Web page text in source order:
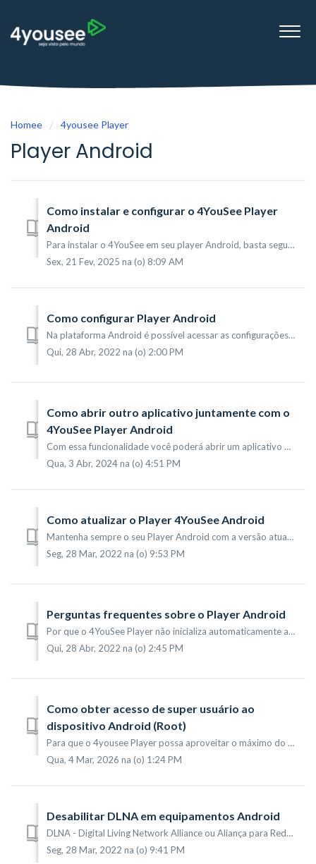
Homee 4yousee Player
Player Android
Como instalar e configurar o 4YouSee Player
Android
Para instalar o 4YouSee em seu player Android, basta seguir as orientações abaixo: 1 - Acesse o aplicativo "Play Store" do seu player. 2 - ...
Sex, 21 Fev, 2025 na (o) 8:09 AM
Como configurar Player Android
Na plataforma Android é possível acessar as configurações dos players por meio de sua conta 4YouSee. Efetuar as configurações do player por meio de sua con...
Qui, 28 Abr, 2022 na (o) 2:00 PM
Como abrir outro aplicativo juntamente com o
4YouSee Player Android
Com essa funcionalidade você poderá abrir um aplicativo pressionando qualquer local tela. Caso o dispositivo fique ocioso, antes da tela ser desligada, o ap...
Qua, 3 Abr, 2024 na (o) 4:51 PM
Como atualizar o Player 4YouSee Android
Mantenha sempre o seu Player Android com a versão atualizada para receber novas funcionalidades e correções de problemas. Você poderá utilizar os seguintes ...
Seg, 28 Mar, 2022 na (o) 9:53 PM
Perguntas frequentes sobre o Player Android
Por que o 4YouSee Player não inicializa automaticamente ao ligar o dispositivo? A opção de inicializar automaticamente o 4YouSee Player pode estar desabi...
Qui, 28 Abr, 2022 na (o) 2:45 PM
Como obter acesso de super usuário ao
dispositivo Android (Root)
Para que o 4yousee Player possa aproveitar o máximo do equipamento Android, é necessário obter acesso de super usuário (root). Este tutorial descreve o proc...
Qua, 4 Mar, 2026 na (o) 1:24 PM
Desabilitar DLNA em equipamentos Android
DLNA - Digital Living Network Alliance ou Aliança para Redes Domésticas Digitais é um padrão de conectividade que possibilita o compartilhamento de arquivos...
Seg, 28 Mar, 2022 na (o) 9:41 PM